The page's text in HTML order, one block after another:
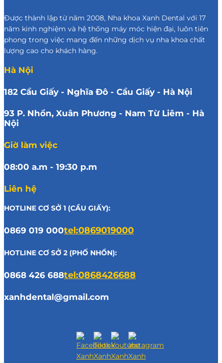
Được thành lập từ năm 2008, Nha khoa Xanh Dental với 17
năm kinh nghiệm và hệ thống máy móc hiện đại, luôn tiên
phong trong việc mang đến những dịch vụ nha khoa chất
lượng cao cho khách hàng.
Hà Nội
182 Cầu Giấy - Nghĩa Đô - Cầu Giấy - Hà Nội
93 P. Nhổn, Xuân Phương - Nam Từ Liêm - Hà
Nội
Giờ làm việc
08:00 a.m - 19:30 p.m
Liên hệ
HOTLINE CƠ SỞ 1 (CẦU GIẤY):
0869 019 000tel:0869019000
HOTLINE CƠ SỞ 2 (PHỐ NHỔN):
0868 426 688tel:0868426688
xanhdental@gmail.com